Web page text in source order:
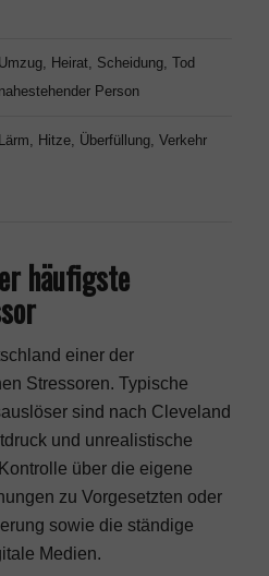
Umzug, Heirat, Scheidung, Tod
nahestehender Person
Lärm, Hitze, Überfüllung, Verkehr
häufigste
einer der
Stressoren. Typische
sind nach Cleveland
und unrealistische
über die eigene
zu Vorgesetzten oder
sowie die ständige
Medien.